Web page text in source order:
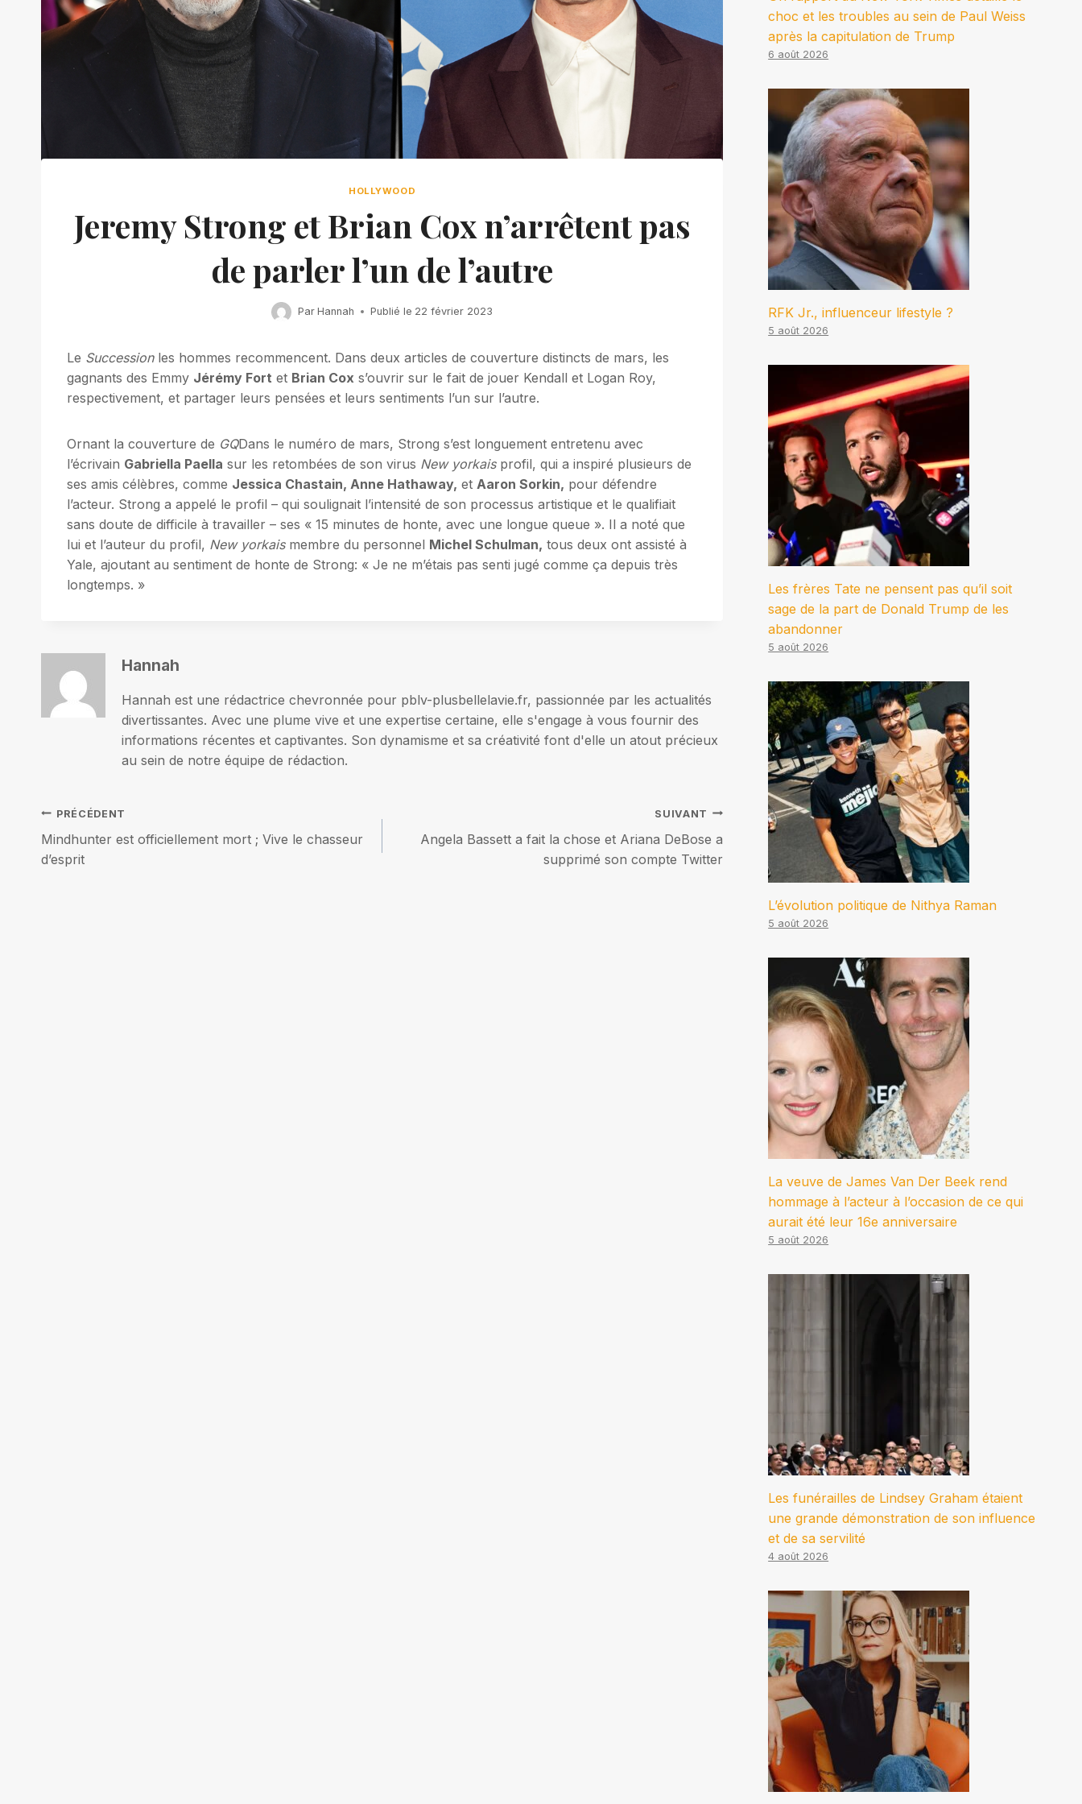
HOLLYWOOD
Jeremy Strong et Brian Cox n’arrêtent pas
de parler l’un de l’autre
Par Hannah Publié le 22 février 2023
Le Successionles hommes recommencent. Dans deux articles de couverture distincts de mars, les
gagnants des Emmy Jérémy Fort et Brian Cox s’ouvrir sur le fait de jouer Kendall et Logan Roy,
respectivement, et partager leurs pensées et leurs sentiments l’un sur l’autre.
Ornant la couverture de GQDans le numéro de mars, Strong s’est longuement entretenu avec
l’écrivain Gabriella Paella sur les retombées de son virus New yorkaisprofil, qui a inspiré plusieurs de
ses amis célèbres, comme Jessica Chastain, Anne Hathaway, et Aaron Sorkin, pour défendre
l’acteur. Strong a appelé le profil – qui soulignait l’intensité de son processus artistique et le qualifiait
sans doute de difficile à travailler – ses « 15 minutes de honte, avec une longue queue ». Il a noté que
lui et l’auteur du profil, New yorkaismembre du personnel Michel Schulman, tous deux ont assisté à
Yale, ajoutant au sentiment de honte de Strong: « Je ne m’étais pas senti jugé comme ça depuis très
longtemps. »
Hannah
Hannah est une rédactrice chevronnée pour pblv-plusbellelavie.fr, passionnée par les actualités
divertissantes. Avec une plume vive et une expertise certaine, elle s'engage à vous fournir des
informations récentes et captivantes. Son dynamisme et sa créativité font d'elle un atout précieux
au sein de notre équipe de rédaction.
Navigation
de
PRÉCÉDENT
Mindhunter est officiellement mort ; Vive le chasseur
d’esprit
SUIVANT
Angela Bassett a fait la chose et Ariana DeBose a
supprimé son compte Twitter
choc et les troubles au sein de Paul Weiss
après la capitulation de Trump
6 août 2026
RFK Jr., influenceur lifestyle ?
5 août 2026
Les frères Tate ne pensent pas qu’il soit
sage de la part de Donald Trump de les
abandonner
5 août 2026
L’évolution politique de Nithya Raman
5 août 2026
La veuve de James Van Der Beek rend
hommage à l’acteur à l’occasion de ce qui
aurait été leur 16e anniversaire
5 août 2026
Les funérailles de Lindsey Graham étaient
une grande démonstration de son influence
et de sa servilité
4 août 2026